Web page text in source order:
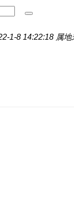
1-8 14:22:18 属地